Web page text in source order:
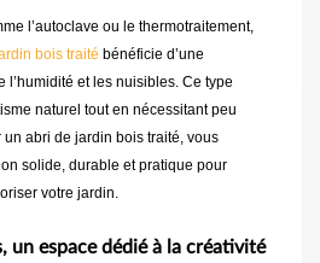
l’autoclave ou le thermotraitement,
bois traité bénéficie d’une
l’humidité et les nuisibles. Ce type
naturel tout en nécessitant peu
un abri de jardin bois traité, vous
solide, durable et pratique pour
votre jardin.
un espace dédié à la créativité